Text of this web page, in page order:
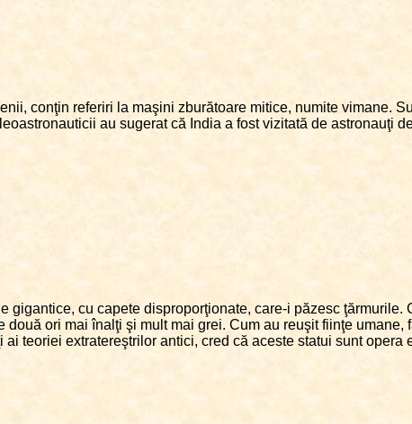
conţin referiri la maşini zburătoare mitice, numite vimane.
au sugerat că India a fost vizitată de astronauţi
gigantice, cu capete disproporţionate, care-i păzesc
ori mai înalţi şi mult mai grei. Cum au reuşit fiinţe
teoriei extratereştrilor antici, cred că aceste statui sunt opera